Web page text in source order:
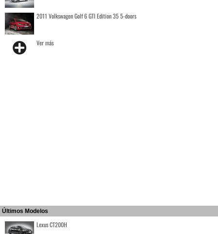
2011 Volkswagen Golf 6 GTI Edition 35 5-doors
Ver más
Últimos Modelos
Lexus CT200H